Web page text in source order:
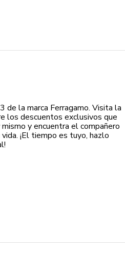
de la marca Ferragamo. Visita la
los descuentos exclusivos que
y encuentra el compañero
¡El tiempo es tuyo, hazlo